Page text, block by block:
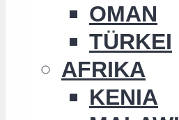
OMAN
TÜRKEI
AFRIKA
KENIA